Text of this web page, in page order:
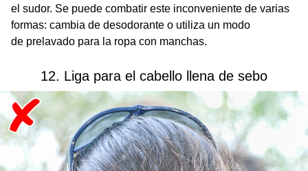
el sudor. Se puede combatir este inconveniente de varias
formas: cambia de desodorante o utiliza un modo
de prelavado para la ropa con manchas.
12. Liga para el cabello llena de sebo